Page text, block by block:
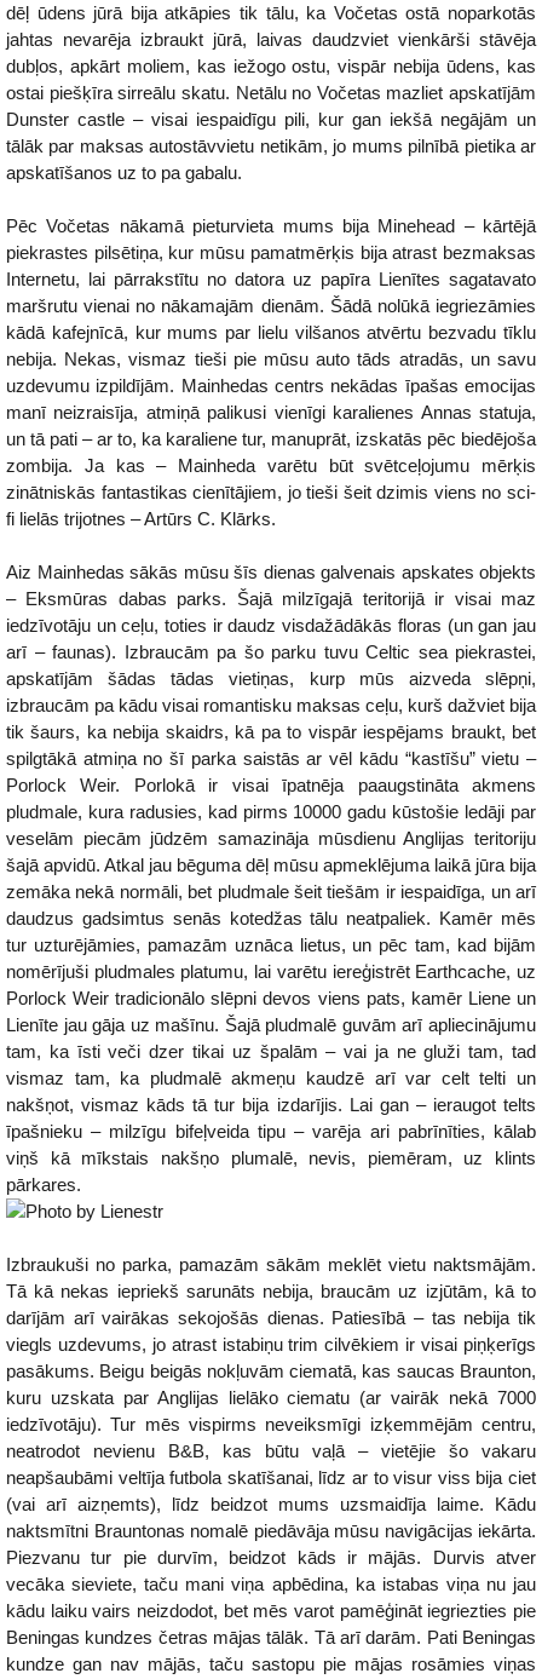
dēļ ūdens jūrā bija atkāpies tik tālu, ka Vočetas ostā noparkotās
jahtas nevarēja izbraukt jūrā, laivas daudzviet vienkārši stāvēja
dubļos, apkārt moliem, kas iežogo ostu, vispār nebija ūdens, kas
ostai piešķīra sirreālu skatu. Netālu no Vočetas mazliet apskatījām
Dunster castle – visai iespaidīgu pili, kur gan iekšā negājām un
tālāk par maksas autostāvvietu netikām, jo mums pilnībā pietika ar
apskatīšanos uz to pa gabalu.
Pēc Vočetas nākamā pieturvieta mums bija Minehead – kārtējā
piekrastes pilsētiņa, kur mūsu pamatmērķis bija atrast bezmaksas
Internetu, lai pārrakstītu no datora uz papīra Lienītes sagatavato
maršrutu vienai no nākamajām dienām. Šādā nolūkā iegriezāmies
kādā kafejnīcā, kur mums par lielu vilšanos atvērtu bezvadu tīklu
nebija. Nekas, vismaz tieši pie mūsu auto tāds atradās, un savu
uzdevumu izpildījām. Mainhedas centrs nekādas īpašas emocijas
manī neizraisīja, atmiņā palikusi vienīgi karalienes Annas statuja,
un tā pati – ar to, ka karaliene tur, manuprāt, izskatās pēc biedējoša
zombija. Ja kas – Mainheda varētu būt svētceļojumu mērķis
zinātniskās fantastikas cienītājiem, jo tieši šeit dzimis viens no sci-
fi lielās trijotnes – Artūrs C. Klārks.
Aiz Mainhedas sākās mūsu šīs dienas galvenais apskates objekts
– Eksmūras dabas parks. Šajā milzīgajā teritorijā ir visai maz
iedzīvotāju un ceļu, toties ir daudz visdažādākās floras (un gan jau
arī – faunas). Izbraucām pa šo parku tuvu Celtic sea piekrastei,
apskatījām šādas tādas vietiņas, kurp mūs aizveda slēpņi,
izbraucām pa kādu visai romantisku maksas ceļu, kurš dažviet bija
tik šaurs, ka nebija skaidrs, kā pa to vispār iespējams braukt, bet
spilgtākā atmiņa no šī parka saistās ar vēl kādu “kastīšu” vietu –
Porlock Weir. Porlokā ir visai īpatnēja paaugstināta akmens
pludmale, kura radusies, kad pirms 10000 gadu kūstošie ledāji par
veselām piecām jūdzēm samazināja mūsdienu Anglijas teritoriju
šajā apvidū. Atkal jau bēguma dēļ mūsu apmeklējuma laikā jūra bija
zemāka nekā normāli, bet pludmale šeit tiešām ir iespaidīga, un arī
daudzus gadsimtus senās kotedžas tālu neatpaliek. Kamēr mēs
tur uzturējāmies, pamazām uznāca lietus, un pēc tam, kad bijām
nomērījuši pludmales platumu, lai varētu iereģistrēt Earthcache, uz
Porlock Weir tradicionālo slēpni devos viens pats, kamēr Liene un
Lienīte jau gāja uz mašīnu. Šajā pludmalē guvām arī apliecinājumu
tam, ka īsti veči dzer tikai uz špalām – vai ja ne gluži tam, tad
vismaz tam, ka pludmalē akmeņu kaudzē arī var celt telti un
nakšņot, vismaz kāds tā tur bija izdarījis. Lai gan – ieraugot telts
īpašnieku – milzīgu bifeļveida tipu – varēja ari pabrīnīties, kālab
viņš kā mīkstais nakšņo plumalē, nevis, piemēram, uz klints
pārkares.
Izbraukuši no parka, pamazām sākām meklēt vietu naktsmājām.
Tā kā nekas iepriekš sarunāts nebija, braucām uz izjūtām, kā to
darījām arī vairākas sekojošās dienas. Patiesībā – tas nebija tik
viegls uzdevums, jo atrast istabiņu trim cilvēkiem ir visai piņķerīgs
pasākums. Beigu beigās nokļuvām ciematā, kas saucas Braunton,
kuru uzskata par Anglijas lielāko ciematu (ar vairāk nekā 7000
iedzīvotāju). Tur mēs vispirms neveiksmīgi izķemmējām centru,
neatrodot nevienu B&B, kas būtu vaļā – vietējie šo vakaru
neapšaubāmi veltīja futbola skatīšanai, līdz ar to visur viss bija ciet
(vai arī aizņemts), līdz beidzot mums uzsmaidīja laime. Kādu
naktsmītni Brauntonas nomalē piedāvāja mūsu navigācijas iekārta.
Piezvanu tur pie durvīm, beidzot kāds ir mājās. Durvis atver
vecāka sieviete, taču mani viņa apbēdina, ka istabas viņa nu jau
kādu laiku vairs neizdodot, bet mēs varot pamēģināt iegriezties pie
Beningas kundzes četras mājas tālāk. Tā arī darām. Pati Beningas
kundze gan nav mājās, taču sastopu pie mājas rosāmies viņas